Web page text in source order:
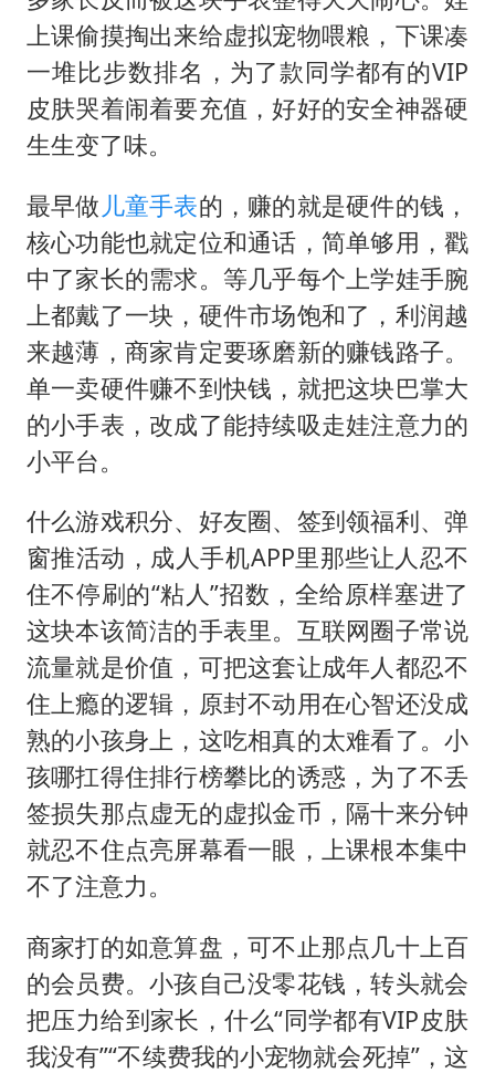
胡彦斌获《歌手2026》歌王
U17国足三连胜晋级明日之星半决赛
美股存储板块集体大跌
东航：国内客票提前14天免费退改
夯实基础开新局
上课偷摸掏出来给虚拟宠物喂粮，下课凑
一堆比步数排名，为了款同学都有的VIP
皮肤哭着闹着要充值，好好的安全神器硬
生生变了味。
最早做 儿童手表的，赚的就是硬件的钱，
核心功能也就定位和通话，简单够用，戳
中了家长的需求。等几乎每个上学娃手腕
上都戴了一块，硬件市场饱和了，利润越
来越薄，商家肯定要琢磨新的赚钱路子。
单一卖硬件赚不到快钱，就把这块巴掌大
的小手表，改成了能持续吸走娃注意力的
小平台。
什么游戏积分、好友圈、签到领福利、弹
窗推活动，成人手机APP里那些让人忍不
住不停刷的“粘人”招数，全给原样塞进了
这块本该简洁的手表里。互联网圈子常说
流量就是价值，可把这套让成年人都忍不
住上瘾的逻辑，原封不动用在心智还没成
熟的小孩身上，这吃相真的太难看了。小
孩哪扛得住排行榜攀比的诱惑，为了不丢
签损失那点虚无的虚拟金币，隔十来分钟
就忍不住点亮屏幕看一眼，上课根本集中
不了注意力。
商家打的如意算盘，可不止那点几十上百
的会员费。小孩自己没零花钱，转头就会
把压力给到家长，什么“同学都有VIP皮肤
我没有”“不续费我的小宠物就会死掉”，这